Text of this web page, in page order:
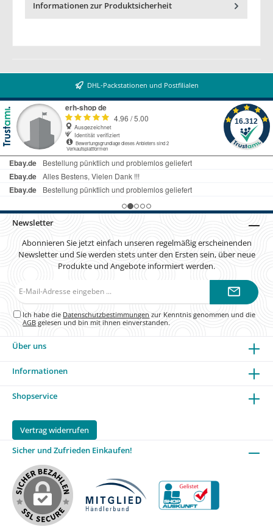
Informationen zur Produktsicherheit
DHL-Packstationen und Postfilialen
Newsletter
Abonnieren Sie jetzt einfach unseren regelmäßig erscheinenden
Newsletter und Sie werden stets unter den Ersten sein, über neue
Produkte und Angebote informiert werden.
Ich habe die Datenschutzbestimmungen zur Kenntnis genommen und die
AGB gelesen und bin mit ihnen einverstanden.
Über uns
Informationen
Shopservice
Vertrag widerrufen
Sicher und Zufrieden Einkaufen!